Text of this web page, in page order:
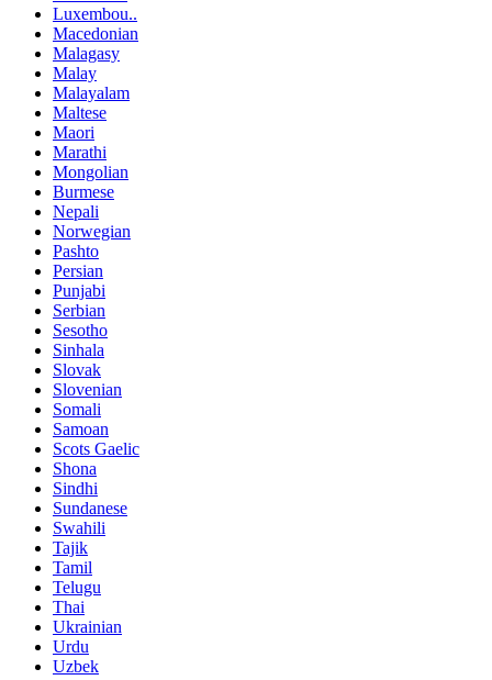
Luxembou..
Macedonian
Malagasy
Malay
Malayalam
Maltese
Maori
Marathi
Mongolian
Burmese
Nepali
Norwegian
Pashto
Persian
Punjabi
Serbian
Sesotho
Sinhala
Slovak
Slovenian
Somali
Samoan
Scots Gaelic
Shona
Sindhi
Sundanese
Swahili
Tajik
Tamil
Telugu
Thai
Ukrainian
Urdu
Uzbek